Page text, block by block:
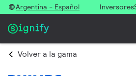
Argentina - Español Inversores
Volver a la gama